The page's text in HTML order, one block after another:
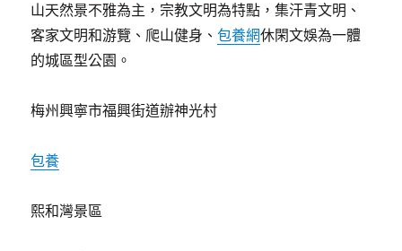
山天然景不雅為主，宗教文明為特點，集汗青文明、
客家文明和游覽、爬山健身、包養網休閑文娛為一體
的城區型公園。
梅州興寧市福興街道辦神光村
包養
熙和灣景區